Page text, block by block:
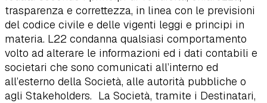
trasparenza e correttezza, in linea con le previsioni
del codice civile e delle vigenti leggi e principi in
materia. L22 condanna qualsiasi comportamento
volto ad alterare le informazioni ed i dati contabili e
societari che sono comunicati all’interno ed
all’esterno della Società, alle autorità pubbliche o
agli Stakeholders. La Società, tramite i Destinatari,